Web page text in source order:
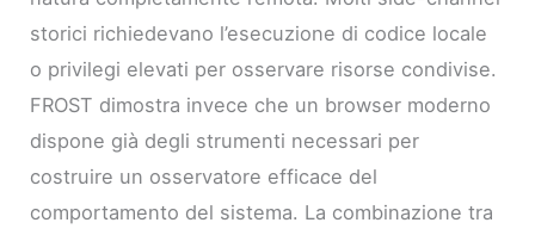
storici richiedevano l’esecuzione di codice locale
o privilegi elevati per osservare risorse condivise.
FROST dimostra invece che un browser moderno
dispone già degli strumenti necessari per
costruire un osservatore efficace del
comportamento del sistema. La combinazione tra